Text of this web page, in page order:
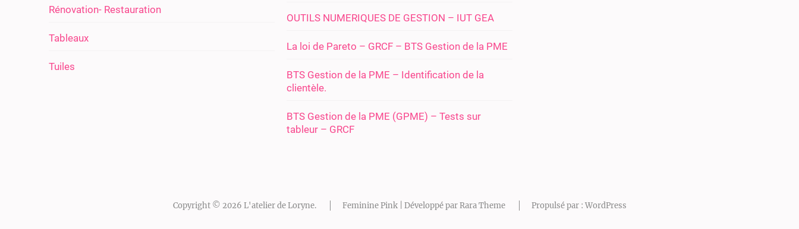
Rénovation- Restauration
Tableaux
Tuiles
OUTILS NUMERIQUES DE GESTION – IUT GEA
La loi de Pareto – GRCF – BTS Gestion de la PME
BTS Gestion de la PME – Identification de la
clientèle.
BTS Gestion de la PME (GPME) – Tests sur
tableur – GRCF
Copyright © 2026 L'atelier de Loryne. Feminine Pink | Développé parRara Theme Propulsé par : WordPress